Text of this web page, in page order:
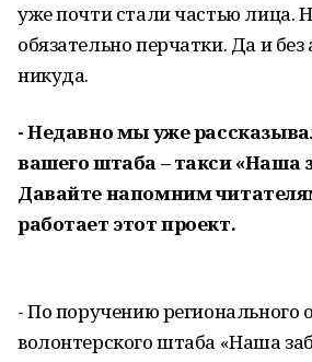
уже почти стали частью лица.
обязательно перчатки. Да и без
никуда.
- Недавно мы уже
вашего штаба – такси «Наша
Давайте напомним
работает этот проект.
- По поручению регионального
волонтерского штаба «Наша